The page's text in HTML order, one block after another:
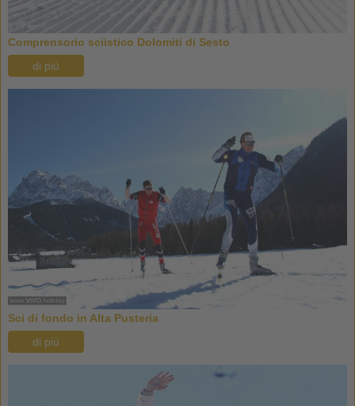
Comprensorio sciistico Dolomiti di Sesto
di più
Sci di fondo in Alta Pusteria
di più